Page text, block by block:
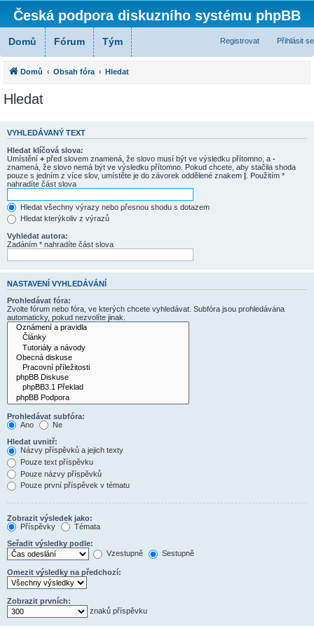
Česká podpora diskuzního systému phpBB
Domů Fórum Tým Přihlásit se
Registrovat
Domů Obsah fóra Hledat
Hledat
VYHLEDÁVANÝ TEXT
Hledat klíčová slova:
Umístění + před slovem znamená, že slovo musí být ve výsledku přítomno, a -
znamená, že slovo nemá být ve výsledku přítomno. Pokud chcete, aby stačila shoda
pouze s jedním z více slov, umístěte je do závorek oddělené znakem | . Použitím *
nahradíte část slova
Hledat všechny výrazy nebo přesnou shodu s dotazem
Hledat kterýkoliv z výrazů
Vyhledat autora:
Zadáním * nahradíte část slova
NASTAVENÍ VYHLEDÁVÁNÍ
Prohledávat fóra:
Zvolte fórum nebo fóra, ve kterých chcete vyhledávat. Subfóra jsou prohledávána
automaticky, pokud nezvolíte jinak.
Prohledávat subfóra:
Ano
Ne
Hledat uvnitř:
Názvy příspěvků a jejich texty
Pouze text příspěvku
Pouze názvy příspěvků
Pouze první příspěvek v tématu
Zobrazit výsledek jako:
Příspěvky
Témata
Seřadit výsledky podle:
Vzestupně
Sestupně
Omezit výsledky na předchozí:
Zobrazit prvních:
znaků příspěvku